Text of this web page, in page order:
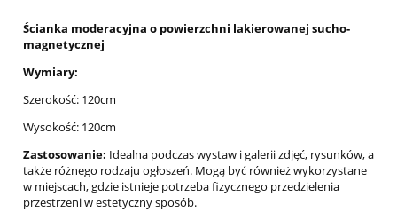
Ścianka moderacyjna o powierzchni lakierowanej sucho-
magnetycznej
Wymiary:
Szerokość: 120cm
Wysokość: 120cm
Zastosowanie: Idealna podczas wystaw i galerii zdjęć, rysunków, a
także różnego rodzaju ogłoszeń. Mogą być również wykorzystane
w miejscach, gdzie istnieje potrzeba fizycznego przedzielenia
przestrzeni w estetyczny sposób.